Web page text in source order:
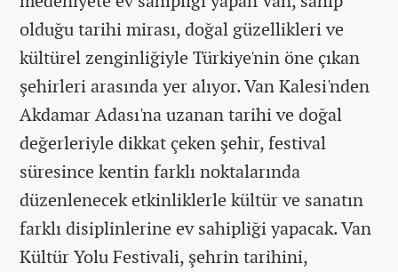
olduğu tarihi mirası, doğal güzellikleri ve
kültürel zenginliğiyle Türkiye'nin öne çıkan
şehirleri arasında yer alıyor. Van Kalesi'nden
Akdamar Adası'na uzanan tarihi ve doğal
değerleriyle dikkat çeken şehir, festival
süresince kentin farklı noktalarında
düzenlenecek etkinliklerle kültür ve sanatın
farklı disiplinlerine ev sahipliği yapacak. Van
Kültür Yolu Festivali, şehrin tarihini,